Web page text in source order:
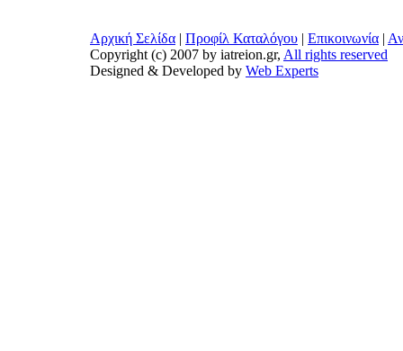
Αρχική Σελίδα | Προφίλ Καταλόγου | Επικοινωνία |
Copyright (c) 2007 by iatreion.gr, All rights reserved
Designed & Developed by Web Experts